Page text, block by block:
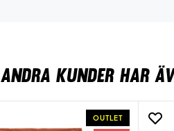
ANDRA KUNDER HAR
OUTLET